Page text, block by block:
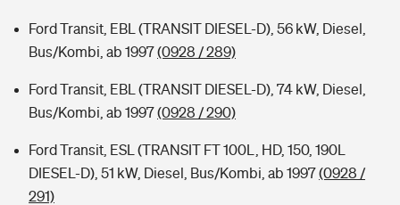
Kinderunfall-Check: Mehr Sicherheit für deine Kids
Typklassen: So ist Ihr Auto eingestuft
Sie haben Fragen?
Ford Transit, EBL (TRANSIT DIESEL-D), 56 kW, Diesel,
Bus/Kombi, ab 1997(0928 / 289)
Ford Transit, EBL (TRANSIT DIESEL-D), 74 kW, Diesel,
Bus/Kombi, ab 1997(0928 / 290)
Ford Transit, ESL (TRANSIT FT 100L, HD, 150, 190L
DIESEL-D), 51 kW, Diesel, Bus/Kombi, ab 1997(0928 /
291)